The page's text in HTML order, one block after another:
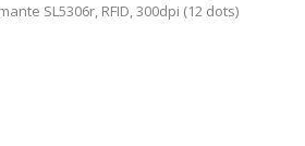
SL5306r, RFID, 300dpi (12 dots)